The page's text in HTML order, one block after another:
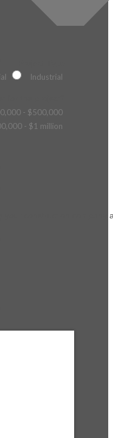
Industrial
for the project?
- $500,000
- $1 million
your construction company